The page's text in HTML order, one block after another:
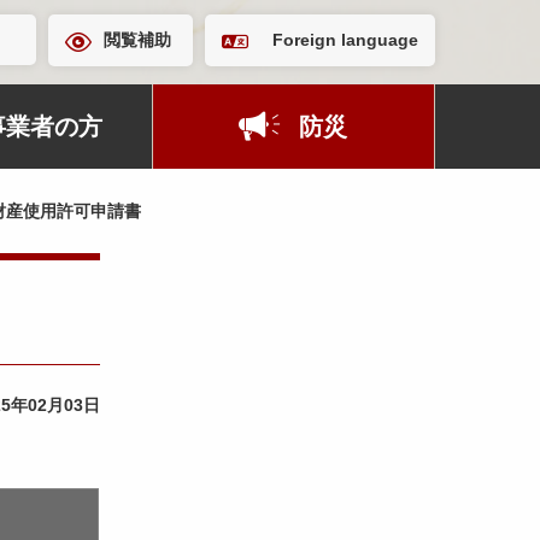
閲覧補助 Foreign language
業者の方 防災
使用許可申請書
年02月03日